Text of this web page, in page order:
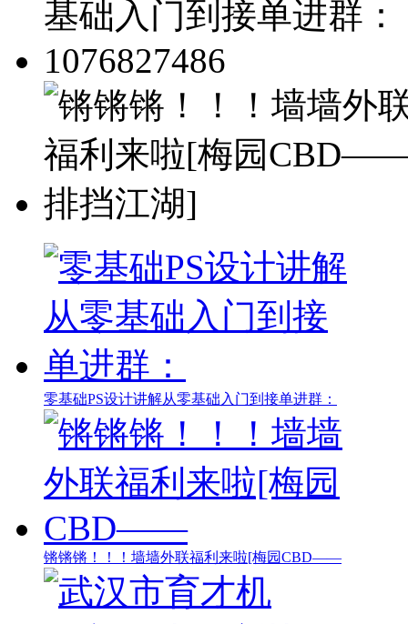
零基础PS设计讲解从零基础入门到接单进群：
锵锵锵！！！墙墙外联福利来啦[梅园CBD——